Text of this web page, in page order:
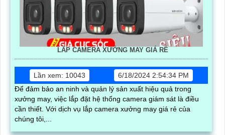
LẮP CAMERA XƯỞNG MAY GIÁ RẺ
Lần xem: 10043
6/18/2024 2:54:34 PM
Để đảm bảo an ninh và quản lý sản xuất hiệu quả trong
xưởng may, việc lắp đặt hệ thống camera giám sát là điều
cần thiết. Với dịch vụ lắp camera xưởng may giá rẻ của
chúng tôi,...